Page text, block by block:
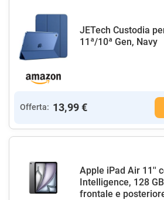
JETech Custodia
11ª/10ª Gen, Navy
Offerta: 13,99 €
Apple iPad Air 11''
Intelligence, 128
frontale e